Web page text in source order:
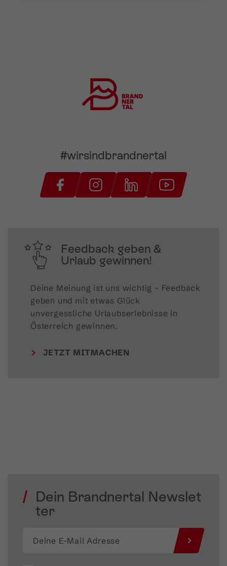
#wirsindbrandnertal
Feedback geben &
Urlaub gewinnen!
Deine Meinung ist uns wichtig – Feedback
geben und mit etwas Glück
unvergessliche Urlaubserlebnisse in
Österreich gewinnen.
JETZT MITMACHEN
Dein Brandnertal Newslet
ter